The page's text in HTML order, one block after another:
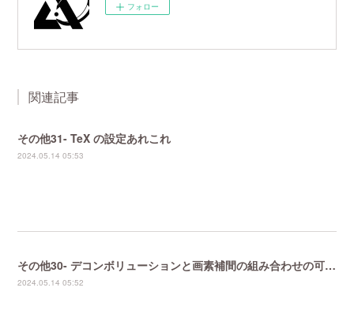
フォロー
関連記事
その他31- TeX の設定あれこれ
2024.05.14 05:53
その他30- デコンボリューションと画素補間の組み合わせの可能性
2024.05.14 05:52